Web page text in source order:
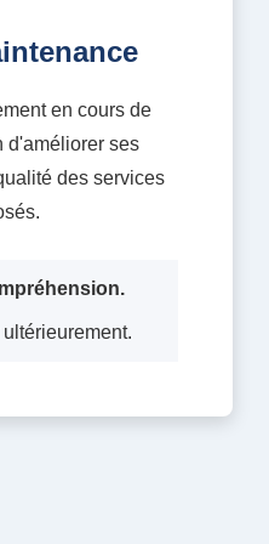
en cours de
d'améliorer ses
des services